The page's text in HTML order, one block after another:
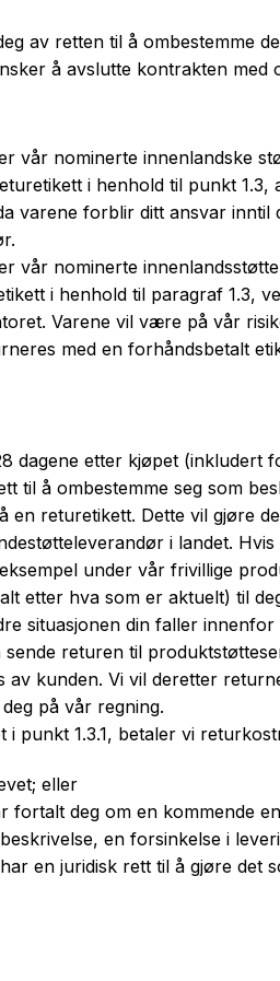
av retten til å ombestemme
å avslutte kontrakten med
vår nominerte innenlandske
i henhold til punkt
varene forblir ditt ansvar inntil
vår nominerte
i henhold til paragraf 1.3,
Varene vil være på vår
med en forhåndsbetalt
dagene etter kjøpet (inkludert
til å ombestemme seg som
en returetikett. Dette vil gjøre
i landet.
under vår frivillige
etter hva som er aktuelt) til
situasjonen din faller
returen til
kunden. Vi vil deretter
på vår regning.
i punkt 1.3.1, betaler vi
eller
deg om en kommende
en forsinkelse i
en juridisk rett til å gjøre det